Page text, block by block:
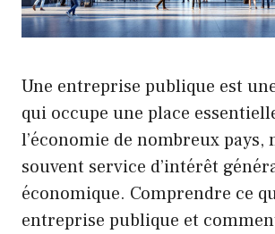
Une entreprise publique est
qui occupe une place
l’économie de nombreux pays,
souvent service d’intérêt
économique. Comprendre ce
entreprise publique et